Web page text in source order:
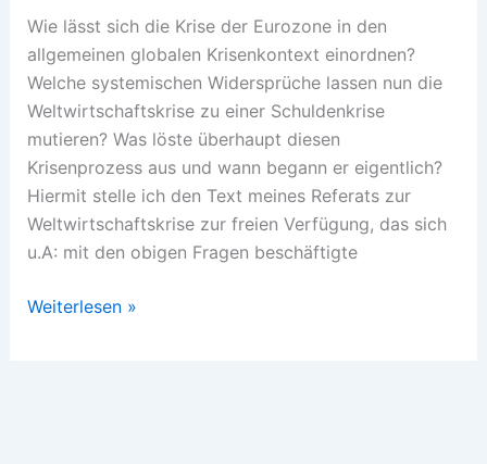
Wie lässt sich die Krise der Eurozone in den
allgemeinen globalen Krisenkontext einordnen?
Welche systemischen Widersprüche lassen nun die
Weltwirtschaftskrise zu einer Schuldenkrise
mutieren? Was löste überhaupt diesen
Krisenprozess aus und wann begann er eigentlich?
Hiermit stelle ich den Text meines Referats zur
Weltwirtschaftskrise zur freien Verfügung, das sich
u.A: mit den obigen Fragen beschäftigte
Referat
Weiterlesen »